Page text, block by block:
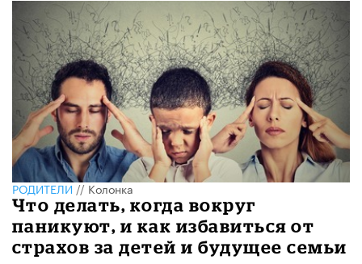
РОДИТЕЛИ//Колонка
Что делать, когда вокруг
паникуют, и как избавиться от
страхов за детей и будущее семьи